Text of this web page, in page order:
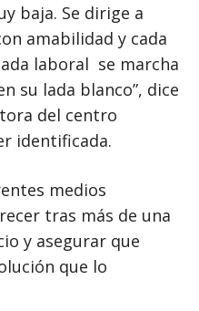
baja. Se dirige a
amabilidad y cada
laboral se marcha
su lada blanco”, dice
del centro
identificada.
medios
tras más de una
y asegurar que
que lo